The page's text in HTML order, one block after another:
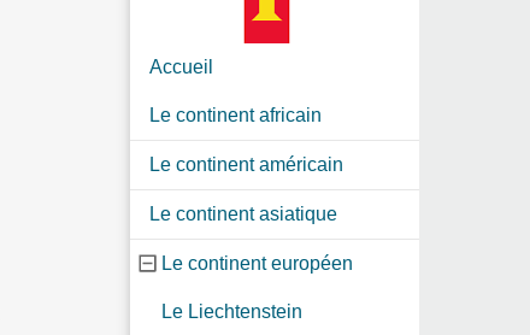
Accueil
Le continent africain
Le continent américain
Le continent asiatique
Le continent européen
Le Liechtenstein